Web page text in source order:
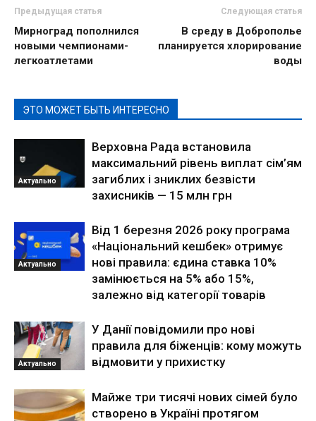
Предыдущая статья
Мирноград пополнился
новыми чемпионами-
легкоатлетами
Следующая статья
В среду в Доброполье
планируется хлорирование
воды
ЭТО МОЖЕТ БЫТЬ ИНТЕРЕСНО
Актуально
Верховна Рада встановила
максимальний рівень виплат сім’ям
загиблих і зниклих безвісти
захисників — 15 млн грн
Актуально
Від 1 березня 2026 року програма
«Національний кешбек» отримує
нові правила: єдина ставка 10%
замінюється на 5% або 15%,
залежно від категорії товарів
Актуально
У Данії повідомили про нові
правила для біженців: кому можуть
відмовити у прихистку
Майже три тисячі нових сімей було
створено в Україні протягом